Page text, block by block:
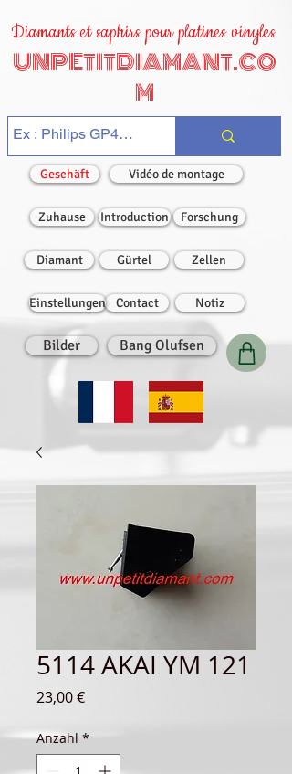
Diamants et saphirs pour platines vinyles
UNPETITDIAMANT.CO
M
Geschäft Vidéo de montage
Zuhause Introduction Forschung
Diamant Gürtel Zellen
Einstellungen Contact Notiz
Bilder Bang Olufsen
5114 AKAI YM 121
23,00 €Preis
Anzahl *